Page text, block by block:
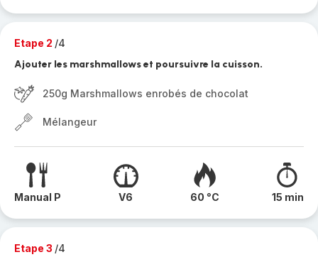
Etape 2 /4
Ajouter les marshmallows et poursuivre la cuisson.
250g Marshmallows enrobés de chocolat
Mélangeur
Manual P V6 60 °C 15 min
Etape 3 /4